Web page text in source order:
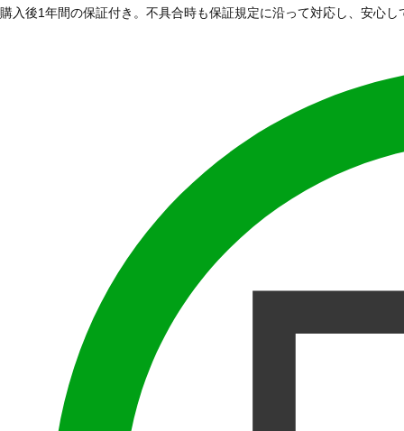
購入後1年間の保証付き。不具合時も保証規定に沿って対応し、安心